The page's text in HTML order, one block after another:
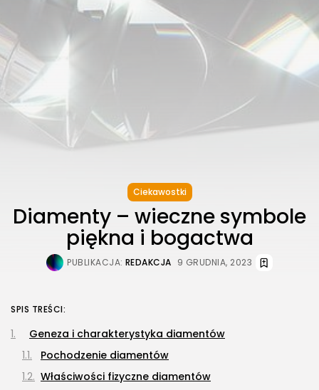
Ciekawostki
Diamenty – wieczne symbole
piękna i bogactwa
PUBLIKACJA: REDAKCJA 9 GRUDNIA, 2023
SPIS TREŚCI:
Geneza i charakterystyka diamentów
Pochodzenie diamentów
Właściwości fizyczne diamentów